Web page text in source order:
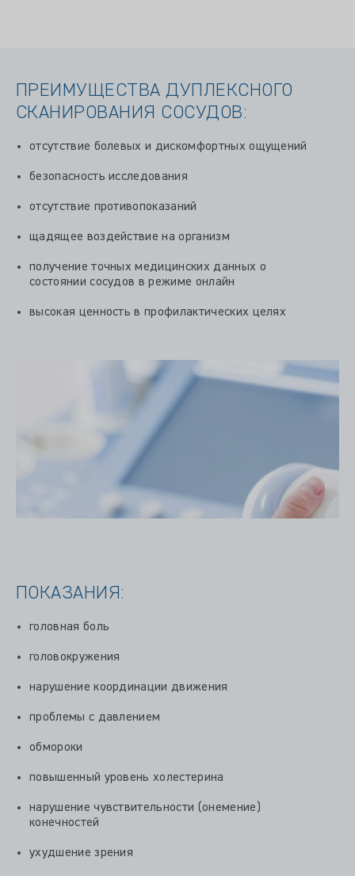
ПРЕИМУЩЕСТВА ДУПЛЕКСНОГО
СКАНИРОВАНИЯ СОСУДОВ:
отсутствие болевых и дискомфортных ощущений
безопасность исследования
отсутствие противопоказаний
щадящее воздействие на организм
получение точных медицинских данных о
состоянии сосудов в режиме онлайн
высокая ценность в профилактических целях
ПОКАЗАНИЯ:
головная боль
головокружения
нарушение координации движения
проблемы с давлением
обмороки
повышенный уровень холестерина
нарушение чувствительности (онемение)
конечностей
ухудшение зрения